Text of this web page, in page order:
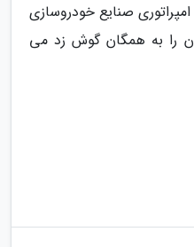
صنایع خودروسازی
را به همگان گوش زد می